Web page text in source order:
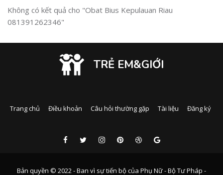
Không có kết quả cho "Obat Bius Kepulauan Riau
081391262346"
TRẺ EM&GIỚI
Trang chủ Điều khoản Câu hỏi thường gặp Tài liệu Đăng ký
Bản quyền © 2022 - Ban vì sự tiến bộ của Phụ Nữ - Bộ Tư Pháp -